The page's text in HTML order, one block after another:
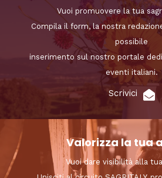
Vuoi promuovere la tua
Compila il form, la nostra
possibile
inserimento sul nostro portale
eventi italiani.
Scrivici
Valorizza la tua
Vuoi dare visibilità alla